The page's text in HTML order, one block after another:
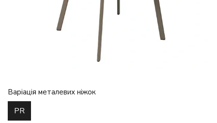
Варіація металевих ніжок
PR